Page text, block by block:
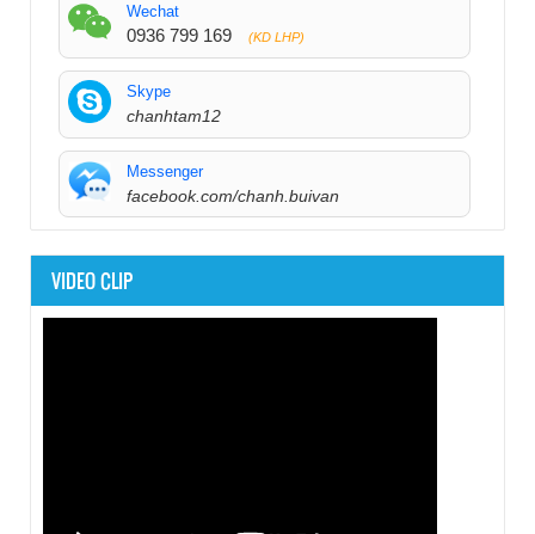
Wechat
0936 799 169 (KD LHP)
Skype
chanhtam12
Messenger
facebook.com/chanh.buivan
VIDEO CLIP